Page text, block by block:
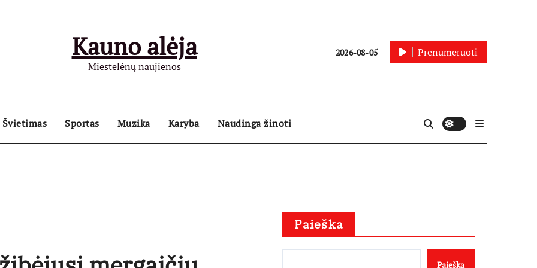
Kauno alėja
Miestelėnų naujienos
2026-08-05 Prenumeruoti
Švietimas Sportas Muzika Karyba Naudinga žinoti
Paieška
Paieška